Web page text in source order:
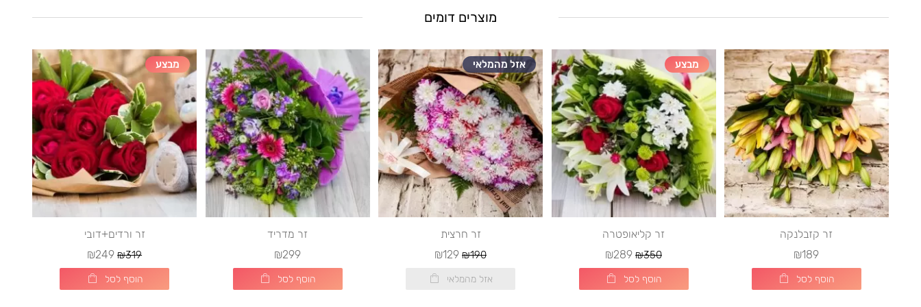
מוצרים דומים
זר קזבלנקה
₪189
הוסף לסל
מבצע
זר קליאופטרה
₪350
₪289
הוסף לסל
אזל מהמלאי
זר חרצית
₪190
₪129
אזל מהמלאי
זר מדריד
₪299
הוסף לסל
מבצע
זר ורדים+דובי
₪319
₪249
הוסף לסל